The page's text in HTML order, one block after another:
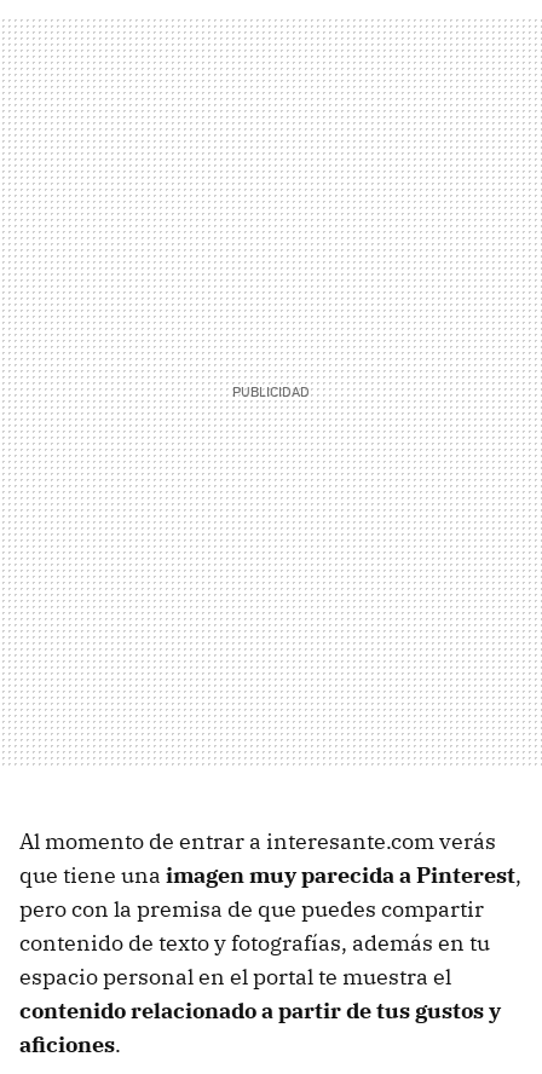
Al momento de entrar a interesante.com verás
que tiene una imagen muy parecida a Pinterest,
pero con la premisa de que puedes compartir
contenido de texto y fotografías, además en tu
espacio personal en el portal te muestra el
contenido relacionado a partir de tus gustos y
aficiones.